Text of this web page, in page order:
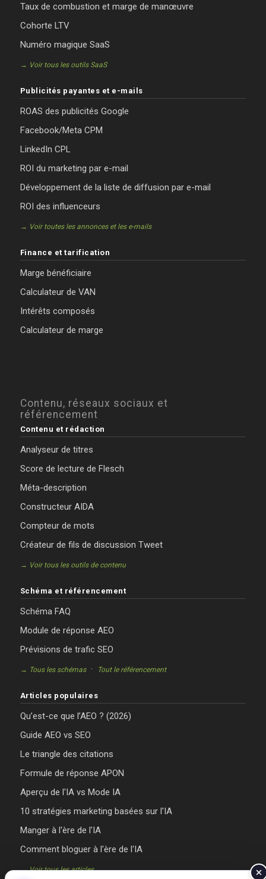
Taux de combustion et marge de manœuvre
Cohorte LTV
Numéro magique SaaS
→ Voir tous les outils SaaS
Publicités payantes et e-mails
ROAS des publicités Google
Facebook/Meta CPM
LinkedIn CPL
ROI du marketing par e-mail
Développement de la liste de diffusion par e-mail
ROI des influenceurs
→ Voir toutes les annonces et les e-mails
Finance et tarification
Marge bénéficiaire
Calculateur de VAN
Intérêts composés
Calculateur de marge
Contenu, réseaux sociaux et
référencement
Contenu et rédaction
Analyseur de titres
Score de lecture de Flesch
Méta-description
Constructeur AIDA
Compteur de mots
Créateur de fils de discussion Tweet
→ Voir tous les outils de contenu
Schéma et référencement
Schéma FAQ
Module de réponse AEO
Prévisions de trafic SEO
→ Tous les schémas· Tout le référencement
Articles populaires
Qu’est-ce que l’AEO ? (2026)
Guide AEO vs SEO
Le triangle des citations
Formule de réponse APON
Aperçu de l'IA vs Mode IA
10 stratégies marketing basées sur l'IA
Manger à l'ère de l'IA
Comment bloguer à l'ère de l'IA
→ Voir tous les articles